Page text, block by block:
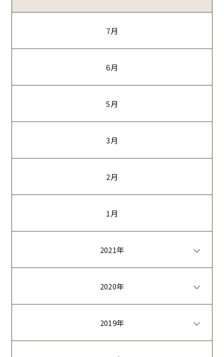
7月
6月
5月
3月
2月
1月
2021年
2020年
2019年